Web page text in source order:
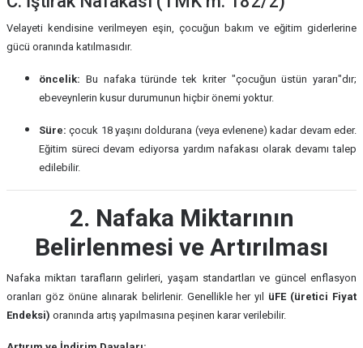
Velayeti kendisine verilmeyen eşin, çocuğun bakım ve eğitim giderlerine
gücü oranında katılmasıdır.
öncelik: Bu nafaka türünde tek kriter "çocuğun üstün yararı"dır;
ebeveynlerin kusur durumunun hiçbir önemi yoktur.
Süre: çocuk 18 yaşını doldurana (veya evlenene) kadar devam eder.
Eğitim süreci devam ediyorsa yardım nafakası olarak devamı talep
edilebilir.
2. Nafaka Miktarının
Belirlenmesi ve Artırılması
Nafaka miktarı tarafların gelirleri, yaşam standartları ve güncel enflasyon
oranları göz önüne alınarak belirlenir. Genellikle her yıl üFE (üretici Fiyat
Endeksi) oranında artış yapılmasına peşinen karar verilebilir.